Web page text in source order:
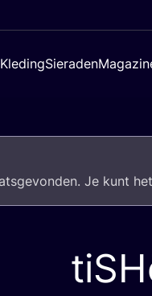
KledingSieraden
Je kunt